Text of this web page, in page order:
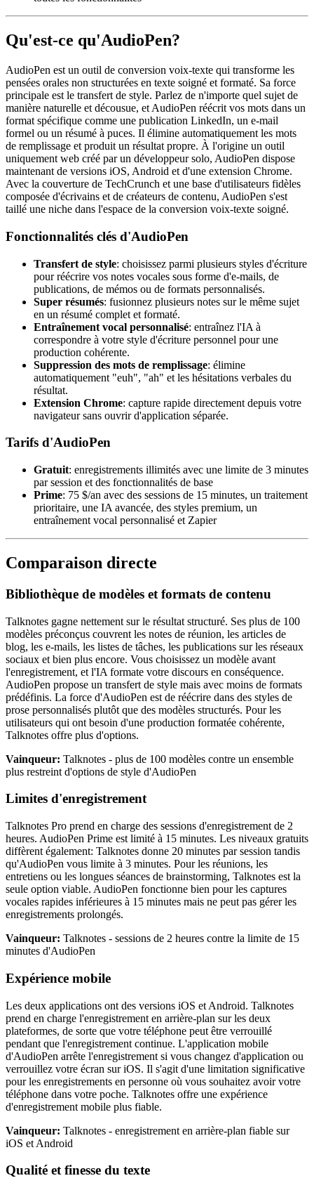
Qu'est-ce qu'AudioPen?
AudioPen est un outil de conversion voix-texte qui transforme les
pensées orales non structurées en texte soigné et formaté. Sa force
principale est le transfert de style. Parlez de n'importe quel sujet de
manière naturelle et décousue, et AudioPen réécrit vos mots dans un
format spécifique comme une publication LinkedIn, un e-mail
formel ou un résumé à puces. Il élimine automatiquement les mots
de remplissage et produit un résultat propre. À l'origine un outil
uniquement web créé par un développeur solo, AudioPen dispose
maintenant de versions iOS, Android et d'une extension Chrome.
Avec la couverture de TechCrunch et une base d'utilisateurs fidèles
composée d'écrivains et de créateurs de contenu, AudioPen s'est
taillé une niche dans l'espace de la conversion voix-texte soigné.
Fonctionnalités clés d'AudioPen
Transfert de style: choisissez parmi plusieurs styles d'écriture
pour réécrire vos notes vocales sous forme d'e-mails, de
publications, de mémos ou de formats personnalisés.
Super résumés: fusionnez plusieurs notes sur le même sujet
en un résumé complet et formaté.
Entraînement vocal personnalisé: entraînez l'IA à
correspondre à votre style d'écriture personnel pour une
production cohérente.
Suppression des mots de remplissage: élimine
automatiquement "euh", "ah" et les hésitations verbales du
résultat.
Extension Chrome: capture rapide directement depuis votre
navigateur sans ouvrir d'application séparée.
Tarifs d'AudioPen
Gratuit: enregistrements illimités avec une limite de 3 minutes
par session et des fonctionnalités de base
Prime: 75 $/an avec des sessions de 15 minutes, un traitement
prioritaire, une IA avancée, des styles premium, un
entraînement vocal personnalisé et Zapier
Comparaison directe
Bibliothèque de modèles et formats de contenu
Talknotes gagne nettement sur le résultat structuré. Ses plus de 100
modèles préconçus couvrent les notes de réunion, les articles de
blog, les e-mails, les listes de tâches, les publications sur les réseaux
sociaux et bien plus encore. Vous choisissez un modèle avant
l'enregistrement, et l'IA formate votre discours en conséquence.
AudioPen propose un transfert de style mais avec moins de formats
prédéfinis. La force d'AudioPen est de réécrire dans des styles de
prose personnalisés plutôt que des modèles structurés. Pour les
utilisateurs qui ont besoin d'une production formatée cohérente,
Talknotes offre plus d'options.
Vainqueur: Talknotes - plus de 100 modèles contre un ensemble
plus restreint d'options de style d'AudioPen
Limites d'enregistrement
Talknotes Pro prend en charge des sessions d'enregistrement de 2
heures. AudioPen Prime est limité à 15 minutes. Les niveaux gratuits
diffèrent également: Talknotes donne 20 minutes par session tandis
qu'AudioPen vous limite à 3 minutes. Pour les réunions, les
entretiens ou les longues séances de brainstorming, Talknotes est la
seule option viable. AudioPen fonctionne bien pour les captures
vocales rapides inférieures à 15 minutes mais ne peut pas gérer les
enregistrements prolongés.
Vainqueur: Talknotes - sessions de 2 heures contre la limite de 15
minutes d'AudioPen
Expérience mobile
Les deux applications ont des versions iOS et Android. Talknotes
prend en charge l'enregistrement en arrière-plan sur les deux
plateformes, de sorte que votre téléphone peut être verrouillé
pendant que l'enregistrement continue. L'application mobile
d'AudioPen arrête l'enregistrement si vous changez d'application ou
verrouillez votre écran sur iOS. Il s'agit d'une limitation significative
pour les enregistrements en personne où vous souhaitez avoir votre
téléphone dans votre poche. Talknotes offre une expérience
d'enregistrement mobile plus fiable.
Vainqueur: Talknotes - enregistrement en arrière-plan fiable sur
iOS et Android
Qualité et finesse du texte